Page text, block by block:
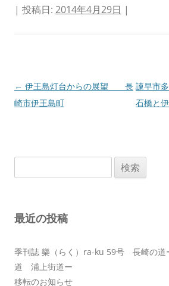
| 投稿日: 2014年4月29日 |
投
稿
ン
← 伊王島灯台からの展望 長
崎市伊王島町
諫早市
石橋と
索:
最近の投稿
季刊誌 樂（らく）ra-ku 59号 長崎の
道 浦上街道ー
移転のお知らせ